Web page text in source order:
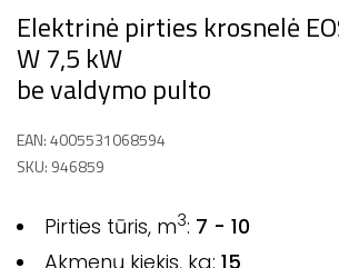
Elektrinė pirties krosnelė
W 7,5 kW
be valdymo pulto
EAN: 4005531068594
SKU: 946859
Pirties tūris, m3: 7 - 10
Akmenų kiekis, kg: 15